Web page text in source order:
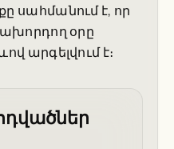
սահմանում է, որ
օրը
արգելվում է։